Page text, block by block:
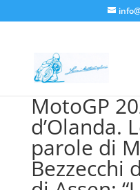
MotoGP
d’Olanda.
parole di
Bezzecchi